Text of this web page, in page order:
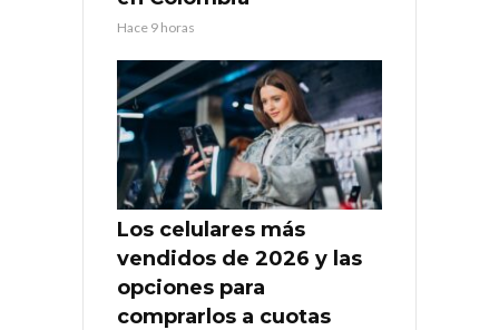
Hace 9 horas
Los celulares más
vendidos de 2026 y las
opciones para
comprarlos a cuotas